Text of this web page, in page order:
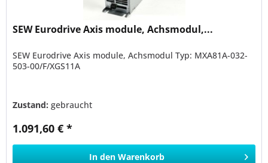
SEW Eurodrive Axis module, Achsmodul,...
SEW Eurodrive Axis module, Achsmodul Typ: MXA81A-032-
503-00/F/XGS11A
Zustand:gebraucht
1.091,60 € *
In den Warenkorb